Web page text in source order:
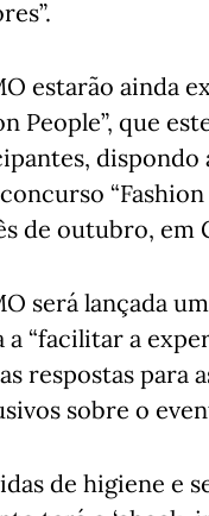
estarão ainda
People”, que
dispondo
de outubro, em
será lançada
“facilitar a
respostas para
sobre o
de higiene e